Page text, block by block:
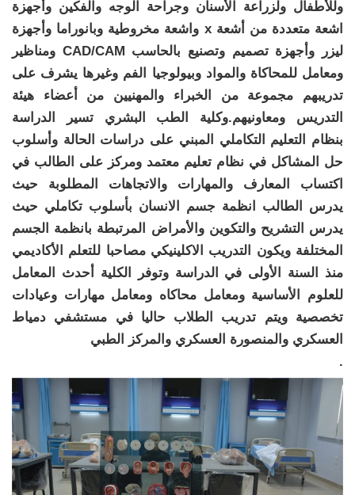
وللأطفال ولزراعة الأسنان وجراحة الوجه والفكين وأجهزة
اشعة متعددة من أشعة x واشعة مخروطية وبانوراما وأجهزة
ليزر وأجهزة تصميم وتصنيع بالحاسب CAD/CAM ومناظير
ومعامل للمحاكاة والمواد وبيولوجيا الفم وغيرها يشرف على
تدريبهم مجموعة من الخبراء والمهنيين من أعضاء هيئة
التدريس ومعاونيهم.وكلية الطب البشري تسير الدراسة
بنظام التعليم التكاملي المبني على دراسات الحالة وأسلوب
حل المشاكل في نظام تعليم معتمد ومركز على الطالب في
اكتساب المعارف والمهارات والاتجاهات المطلوبة حيث
يدرس الطالب انظمة جسم الانسان بأسلوب تكاملي حيث
يدرس التشريح والتكوين والأمراض المرتبطة بانظمة الجسم
المختلفة ويكون التدريب الاكلينيكي مصاحبا للتعلم الأكاديمي
منذ السنة الأولى في الدراسة وتوفر الكلية أحدث المعامل
للعلوم الأساسية ومعامل محاكاه ومعامل مهارات وعيادات
تخصصية ويتم تدريب الطلاب حاليا في مستشفي دمياط
العسكري والمنصورة العسكري والمركز الطبي
.